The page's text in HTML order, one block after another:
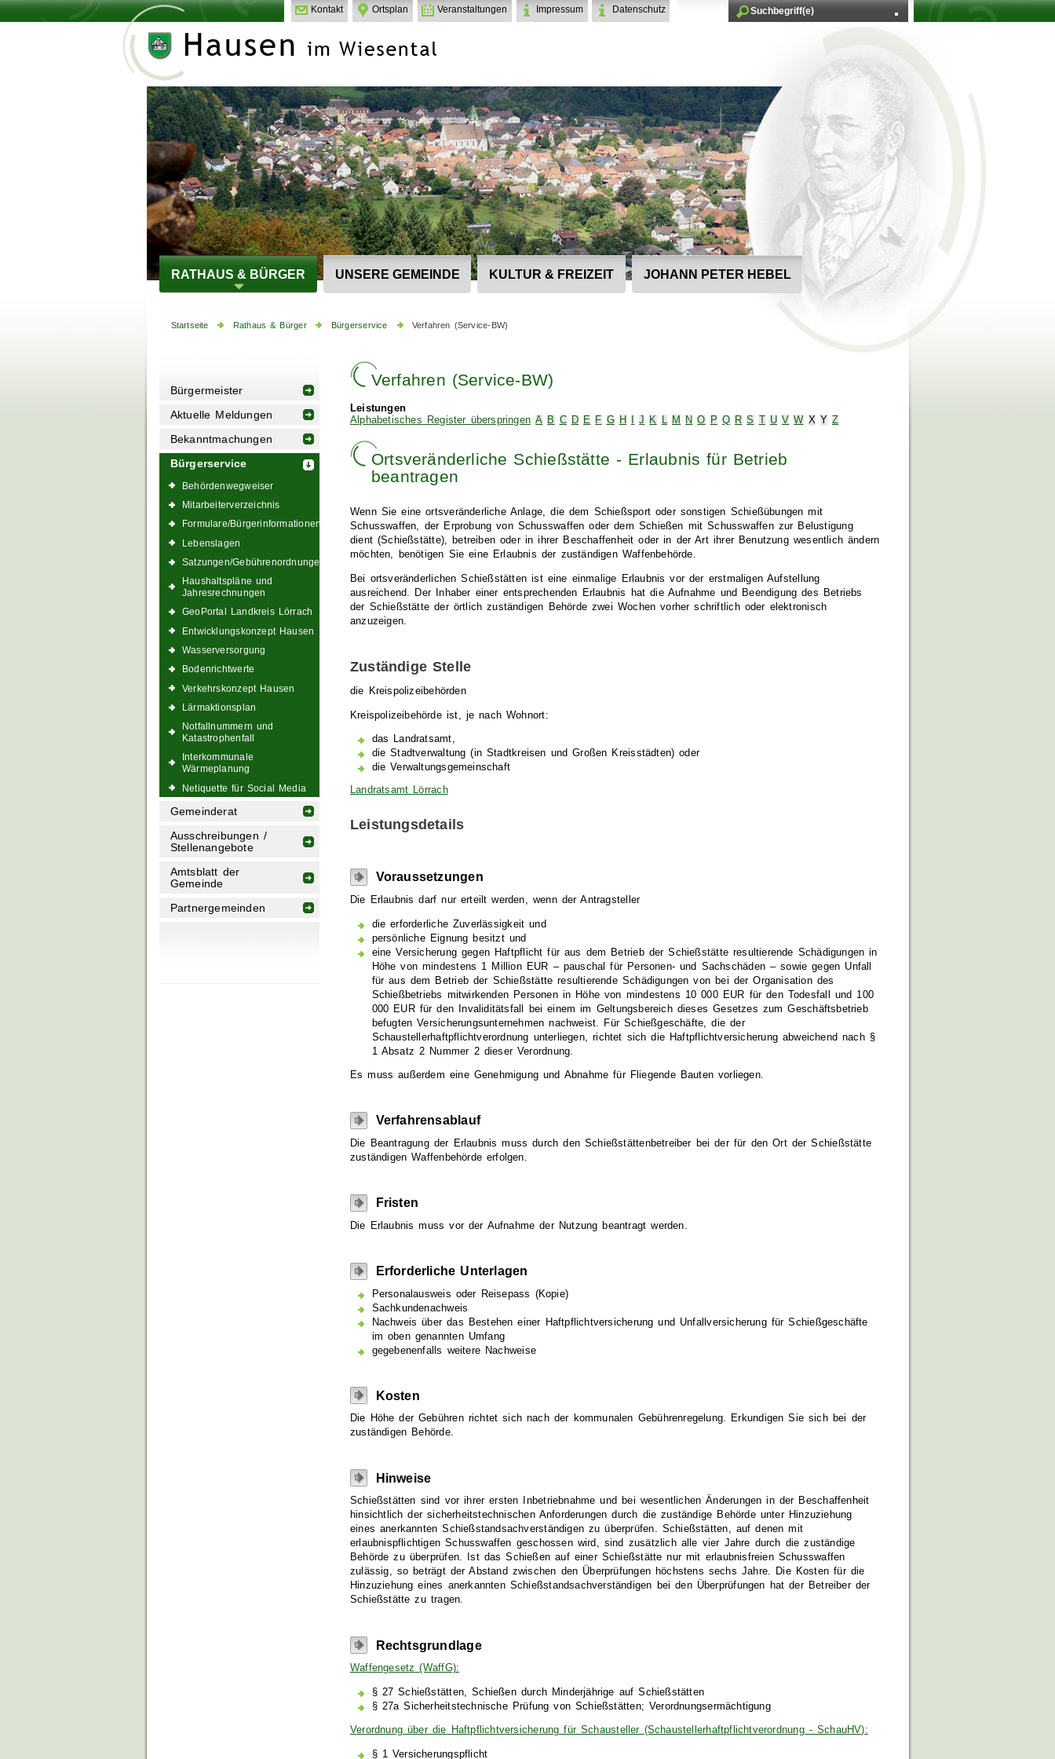
Kontakt Ortsplan Veranstaltungen Impressum Datenschutz
RATHAUS & BÜRGER UNSERE GEMEINDE KULTUR & FREIZEIT JOHANN PETER HEBEL
Startseite Rathaus & Bürger Bürgerservice Verfahren (Service-BW)
Bürgermeister
Aktuelle Meldungen
Bekanntmachungen
Bürgerservice
Behördenwegweiser
Mitarbeiterverzeichnis
Formulare/Bürgerinformationen
Lebenslagen
Satzungen/Gebührenordnungen
Haushaltspläne und
Jahresrechnungen
GeoPortal Landkreis Lörrach
Entwicklungskonzept Hausen
Wasserversorgung
Bodenrichtwerte
Verkehrskonzept Hausen
Lärmaktionsplan
Notfallnummern und
Katastrophenfall
Interkommunale
Wärmeplanung
Netiquette für Social Media
Gemeinderat
Ausschreibungen /
Stellenangebote
Amtsblatt der
Gemeinde
Partnergemeinden
Verfahren (Service-BW)
Leistungen
Alphabetisches Register überspringen A B C D E F G H J K L M N O P Q R S U V W X Y Z
Ortsveränderliche Schießstätte - Erlaubnis für Betrieb
beantragen
Wenn Sie eine ortsveränderliche Anlage, die dem Schießsport oder sonstigen Schießübungen mit
Schusswaffen, der Erprobung von Schusswaffen oder dem Schießen mit Schusswaffen zur Belustigung
dient (Schießstätte), betreiben oder in ihrer Beschaffenheit oder in der Art ihrer Benutzung wesentlich ändern
möchten, benötigen Sie eine Erlaubnis der zuständigen Waffenbehörde.
Bei ortsveränderlichen Schießstätten ist eine einmalige Erlaubnis vor der erstmaligen Aufstellung
ausreichend.
Der Inhaber einer entsprechenden Erlaubnis hat die Aufnahme und Beendigung des Betriebs
der Schießstätte der örtlich zuständigen Behörde zwei Wochen vorher schriftlich oder elektronisch
anzuzeigen.
Zuständige Stelle
die Kreispolizeibehörden
Kreispolizeibehörde ist, je nach Wohnort:
das Landratsamt,
die Stadtverwaltung (in Stadtkreisen und Großen Kreisstädten) oder
die Verwaltungsgemeinschaft
Landratsamt Lörrach
Leistungsdetails
Voraussetzungen
Die Erlaubnis darf nur erteilt werden, wenn der Antragsteller
die erforderliche Zuverlässigkeit und
persönliche Eignung besitzt und
eine Versicherung gegen Haftpflicht für aus dem Betrieb der Schießstätte resultierende Schädigungen in
Höhe von mindestens 1 Million EUR – pauschal für Personen- und Sachschäden – sowie gegen Unfall
für aus dem Betrieb der Schießstätte resultierende Schädigungen von bei der Organisation des
Schießbetriebs mitwirkenden Personen in Höhe von mindestens 10 000 EUR für den Todesfall und 100
000 EUR für den Invaliditätsfall bei einem im Geltungsbereich dieses Gesetzes zum Geschäftsbetrieb
befugten Versicherungsunternehmen nachweist. Für Schießgeschäfte, die der
Schaustellerhaftpflichtverordnung unterliegen, richtet sich die Haftpflichtversicherung abweichend nach §
1 Absatz 2 Nummer 2 dieser Verordnung.
Es muss außerdem eine Genehmigung und Abnahme für Fliegende Bauten vorliegen.
Verfahrensablauf
Die Beantragung der Erlaubnis muss durch den Schießstättenbetreiber bei der für den Ort der Schießstätte
zuständigen Waffenbehörde erfolgen.
Fristen
Die Erlaubnis muss vor der Aufnahme der Nutzung beantragt werden.
Erforderliche Unterlagen
Personalausweis oder Reisepass (Kopie)
Sachkundenachweis
Nachweis über das Bestehen einer Haftpflichtversicherung und Unfallversicherung für Schießgeschäfte
im oben genannten Umfang
gegebenenfalls weitere Nachweise
Kosten
Die Höhe der Gebühren richtet sich nach der kommunalen Gebührenregelung. Erkundigen Sie sich bei der
zuständigen Behörde.
Hinweise
Schießstätten sind vor ihrer ersten Inbetriebnahme und bei wesentlichen Änderungen in der Beschaffenheit
hinsichtlich der sicherheitstechnischen Anforderungen durch die zuständige Behörde unter Hinzuziehung
eines anerkannten Schießstandsachverständigen zu überprüfen. Schießstätten, auf denen mit
erlaubnispflichtigen Schusswaffen geschossen wird, sind zusätzlich alle vier Jahre durch die zuständige
Behörde zu überprüfen. Ist das Schießen auf einer Schießstätte nur mit erlaubnisfreien Schusswaffen
zulässig, so beträgt der Abstand zwischen den Überprüfungen höchstens sechs Jahre.
Die Kosten für die
Hinzuziehung eines anerkannten Schießstandsachverständigen bei den Überprüfungen hat der Betreiber der
Schießstätte zu tragen.
Rechtsgrundlage
Waffengesetz (WaffG):
§ 27 Schießstätten, Schießen durch Minderjährige auf Schießstätten
§ 27a Sicherheitstechnische Prüfung von Schießstätten; Verordnungsermächtigung
Verordnung über die Haftpflichtversicherung für Schausteller (Schaustellerhaftpflichtverordnung - SchauHV):
§ 1 Versicherungspflicht